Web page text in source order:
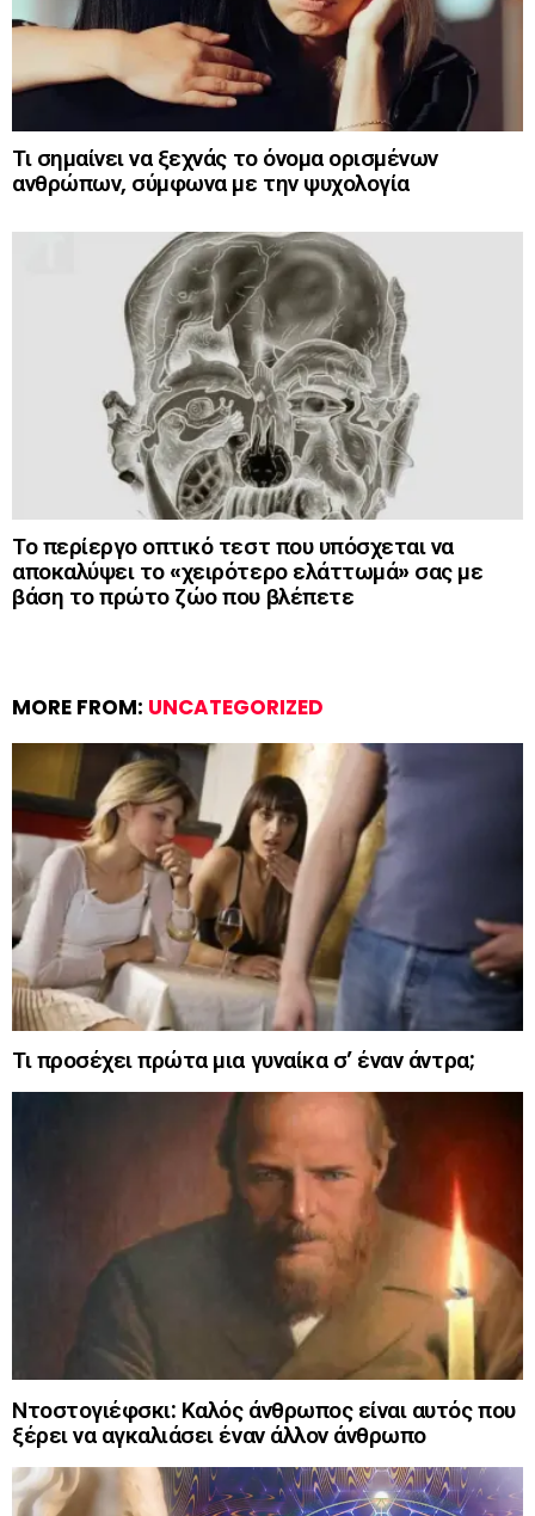
Τι σημαίνει να ξεχνάς το όνομα ορισμένων
ανθρώπων, σύμφωνα με την ψυχολογία
Το περίεργο οπτικό τεστ που υπόσχεται να
αποκαλύψει το «χειρότερο ελάττωμά» σας με
βάση το πρώτο ζώο που βλέπετε
MORE FROM: UNCATEGORIZED
Τι προσέχει πρώτα μια γυναίκα σ’ έναν άντρα;
Ντοστογιέφσκι: Καλός άνθρωπος είναι αυτός που
ξέρει να αγκαλιάσει έναν άλλον άνθρωπο